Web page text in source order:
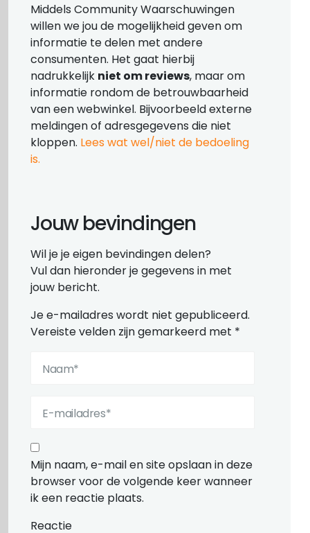
Middels Community Waarschuwingen
willen we jou de mogelijkheid geven om
informatie te delen met andere
consumenten. Het gaat hierbij
nadrukkelijk niet om reviews, maar om
informatie rondom de betrouwbaarheid
van een webwinkel. Bijvoorbeeld externe
meldingen of adresgegevens die niet
kloppen. Lees wat wel/niet de bedoeling
is.
Jouw bevindingen
Wil je je eigen bevindingen delen?
Vul dan hieronder je gegevens in met
jouw bericht.
Je e-mailadres wordt niet gepubliceerd.
Vereiste velden zijn gemarkeerd met *
Mijn naam, e-mail en site opslaan in deze
browser voor de volgende keer wanneer
ik een reactie plaats.
Reactie